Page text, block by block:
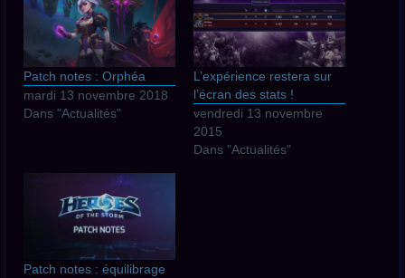
Patch notes : Orphéa
mardi 13 novembre 2018
Dans "Actualités"
L’expérience restera sur
l’écran des stats !
vendredi 13 novembre
2015
Dans "Actualités"
Patch notes : équilibrage